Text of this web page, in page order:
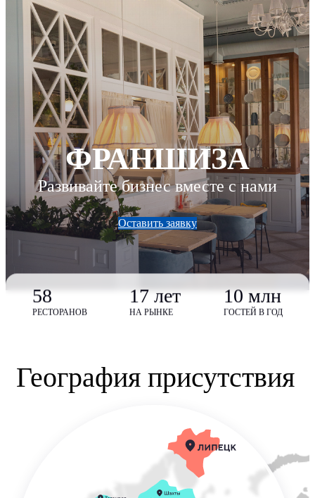
ФРАНШИЗА
Развивайте бизнес вместе с нами
Оставить заявку
58
РЕСТОРАНОВ
17 лет
НА РЫНКЕ
10 млн
ГОСТЕЙ В ГОД
География присутствия